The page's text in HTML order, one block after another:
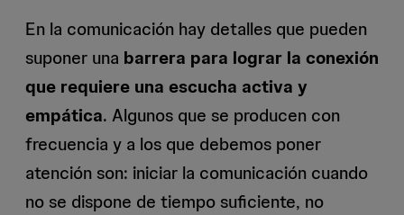
En la comunicación hay detalles que pueden
suponer una barrera para lograr la conexión
que requiere una escucha activa y
empática. Algunos que se producen con
frecuencia y a los que debemos poner
atención son: iniciar la comunicación cuando
no se dispone de tiempo suficiente, no